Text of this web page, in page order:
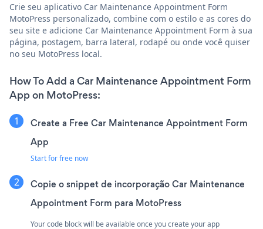
Crie seu aplicativo Car Maintenance Appointment Form
MotoPress personalizado, combine com o estilo e as cores do
seu site e adicione Car Maintenance Appointment Form à sua
página, postagem, barra lateral, rodapé ou onde você quiser
no seu MotoPress local.
How To Add a Car Maintenance Appointment Form
App on MotoPress:
Create a Free Car Maintenance Appointment Form
App
Start for free now
Copie o snippet de incorporação Car Maintenance
Appointment Form para MotoPress
Your code block will be available once you create your app